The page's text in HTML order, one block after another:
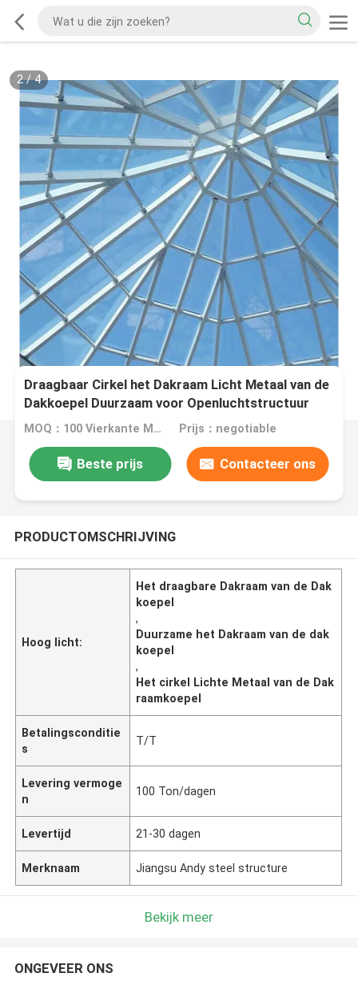
2/4
Draagbaar Cirkel het Dakraam Licht Metaal van de
Dakkoepel Duurzaam voor Openluchtstructuur
MOQ：100 Vierkante Meters Prijs：negotiable
Beste prijs Contacteer ons
PRODUCTOMSCHRIJVING
Hoog licht:
Het draagbare Dakraam van de Dak
koepel
,
Duurzame het Dakraam van de dak
koepel
,
Het cirkel Lichte Metaal van de Dak
raamkoepel
Betalingsconditie
s
T/T
Levering vermoge
n
100 Ton/dagen
Levertijd 21-30 dagen
Merknaam Jiangsu Andy steel structure
Bekijk meer
ONGEVEER ONS